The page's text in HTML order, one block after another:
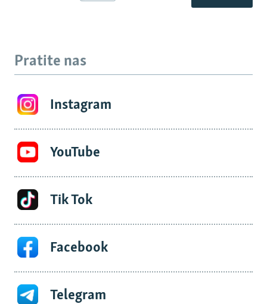
Pratite nas
Instagram
YouTube
Tik Tok
Facebook
Telegram